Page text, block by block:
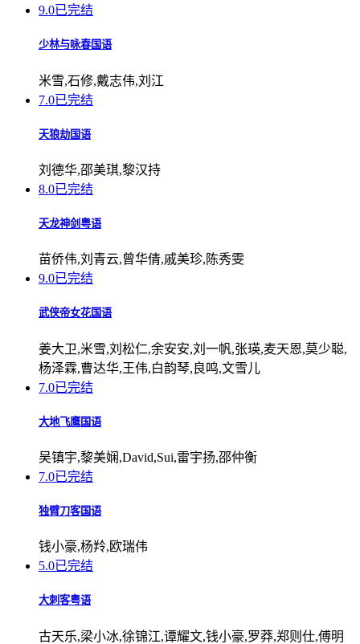
9.0已完结
少林与咏春国语
米雪,石修,戴志伟,刘江
7.0已完结
天狼劫国语
刘德华,邵美琪,黎汉持
8.0已完结
天龙神剑粤语
苗侨伟,刘青云,曾华倩,戚美珍,陈秀雯
9.0已完结
武侠帝女花国语
姜大卫,米雪,刘松仁,余安安,刘一帆,张瑛,麦天恩,莫少聪,
杨泽霖,曹达华,王伟,白韵琴,良鸣,文雪儿
7.0已完结
大地飞鹰国语
吴镇宇,黎美娴,David,Sui,雷宇扬,邵仲衡
7.0已完结
独臂刀客国语
钱小豪,杨羚,欧瑞伟
5.0已完结
大刺客粤语
古天乐,梁小冰,徐锦江,谭耀文,钱小豪,罗莽,郑则仕,傅明